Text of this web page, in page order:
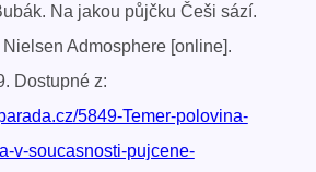
Na jakou půjčku Češi sází.
Nielsen Admosphere [online].
Dostupné z:
5849-Temer-polovina-
v-soucasnosti-pujcene-